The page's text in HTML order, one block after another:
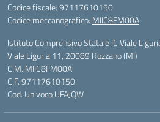
Codice fiscale: 97117610150
Codice meccanografico: MIIC8FM00A
Istituto Comprensivo Statale IC Viale
Viale Liguria 11, 20089 Rozzano (MI)
C.M. MIIC8FM00A
C.F. 97117610150
Cod. Univoco UFAJQW